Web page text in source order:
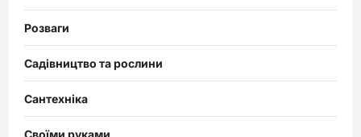
Розваги
Садівництво та рослини
Сантехніка
Своїми руками